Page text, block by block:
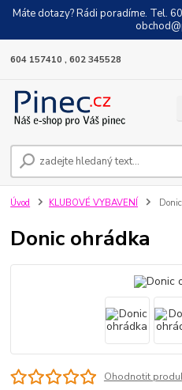
Máte dotazy? Rádi poradíme. Tel.
604 157410 , 602 345528
Úvod KLUBOVÉ VYBAVENÍ
Donic ohrádka
Ohodnotit